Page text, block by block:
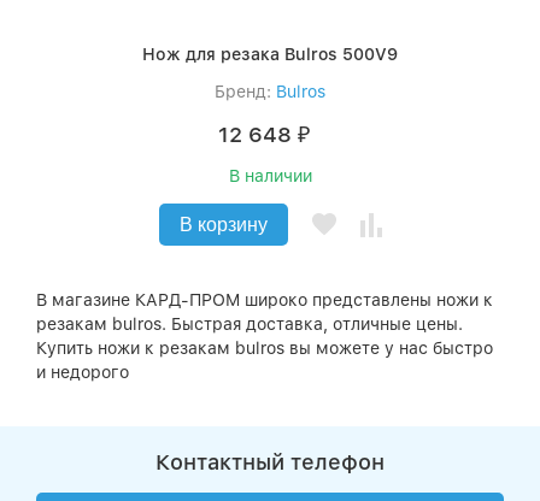
Нож для резака Bulros 500V9
Бренд: Bulros
12 648 ₽
В наличии
В корзину
В магазине КАРД-ПРОМ широко представлены ножи к
резакам bulros. Быстрая доставка, отличные цены.
Купить ножи к резакам bulros вы можете у нас быстро
и недорого
Контактный телефон